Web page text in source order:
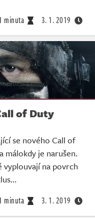
minuta 3. 1. 2019
of Duty
se nového Call of
málokdy je narušen.
na povrch
minuta 3. 1. 2019